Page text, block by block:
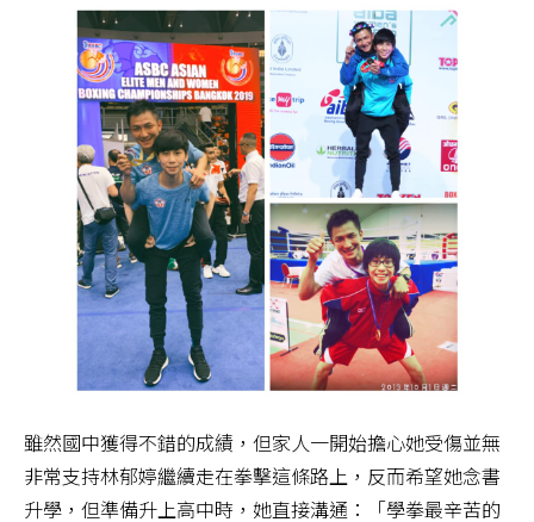
雖然國中獲得不錯的成績，但家人一開始擔心她受傷並無
非常支持林郁婷繼續走在拳擊這條路上，反而希望她念書
升學，但準備升上高中時，她直接溝通：「學拳最辛苦的